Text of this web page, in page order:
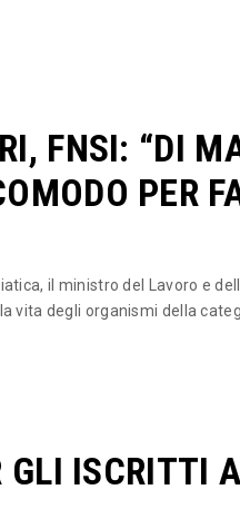
FNSI: “DI
PER
il ministro del Lavoro e
vita degli organismi della
ISCRITTI